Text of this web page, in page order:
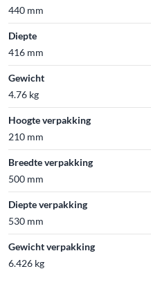
440 mm
Diepte
416 mm
Gewicht
4.76 kg
Hoogte verpakking
210 mm
Breedte verpakking
500 mm
Diepte verpakking
530 mm
Gewicht verpakking
6.426 kg